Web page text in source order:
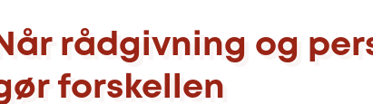
rådgivning og
forskellen